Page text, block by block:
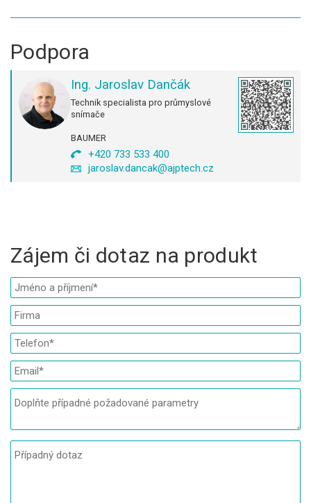
Podpora
Ing. Jaroslav Dančák
Technik specialista pro průmyslové
snímače
BAUMER
+420 733 533 400
jaroslav.dancak@ajptech.cz
Zájem či dotaz na produkt